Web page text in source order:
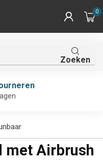
0
Zoeken
met Airbrush